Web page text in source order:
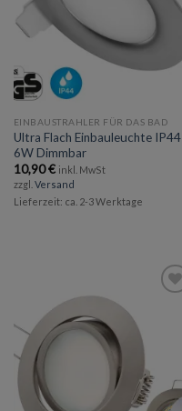
EINBAUSTRAHLER FÜR DAS BAD
Ultra Flach Einbauleuchte IP44
6W Dimmbar
10,90€ inkl. MwSt
zzgl. Versand
Lieferzeit: ca. 2-3 Werktage